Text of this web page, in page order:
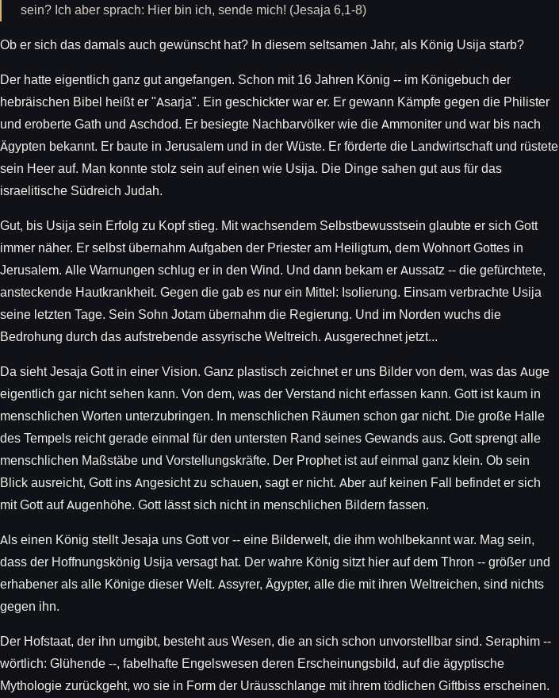
sein? Ich aber sprach: Hier bin ich, sende mich! (Jesaja 6,1-8)
Ob er sich das damals auch gewünscht hat? In diesem seltsamen Jahr, als König Usija starb?
Der hatte eigentlich ganz gut angefangen. Schon mit 16 Jahren König -- im Königebuch der
hebräischen Bibel heißt er "Asarja". Ein geschickter war er. Er gewann Kämpfe gegen die Philister
und eroberte Gath und Aschdod. Er besiegte Nachbarvölker wie die Ammoniter und war bis nach
Ägypten bekannt. Er baute in Jerusalem und in der Wüste. Er förderte die Landwirtschaft und rüstete
sein Heer auf. Man konnte stolz sein auf einen wie Usija. Die Dinge sahen gut aus für das
israelitische Südreich Judah.
Gut, bis Usija sein Erfolg zu Kopf stieg. Mit wachsendem Selbstbewusstsein glaubte er sich Gott
immer näher. Er selbst übernahm Aufgaben der Priester am Heiligtum, dem Wohnort Gottes in
Jerusalem. Alle Warnungen schlug er in den Wind. Und dann bekam er Aussatz -- die gefürchtete,
ansteckende Hautkrankheit. Gegen die gab es nur ein Mittel: Isolierung. Einsam verbrachte Usija
seine letzten Tage. Sein Sohn Jotam übernahm die Regierung. Und im Norden wuchs die
Bedrohung durch das aufstrebende assyrische Weltreich. Ausgerechnet jetzt...
Da sieht Jesaja Gott in einer Vision. Ganz plastisch zeichnet er uns Bilder von dem, was das Auge
eigentlich gar nicht sehen kann. Von dem, was der Verstand nicht erfassen kann. Gott ist kaum in
menschlichen Worten unterzubringen. In menschlichen Räumen schon gar nicht. Die große Halle
des Tempels reicht gerade einmal für den untersten Rand seines Gewands aus. Gott sprengt alle
menschlichen Maßstäbe und Vorstellungskräfte. Der Prophet ist auf einmal ganz klein. Ob sein
Blick ausreicht, Gott ins Angesicht zu schauen, sagt er nicht. Aber auf keinen Fall befindet er sich
mit Gott auf Augenhöhe. Gott lässt sich nicht in menschlichen Bildern fassen.
Als einen König stellt Jesaja uns Gott vor -- eine Bilderwelt, die ihm wohlbekannt war. Mag sein,
dass der Hoffnungskönig Usija versagt hat. Der wahre König sitzt hier auf dem Thron -- größer und
erhabener als alle Könige dieser Welt. Assyrer, Ägypter, alle die mit ihren Weltreichen, sind nichts
gegen ihn.
Der Hofstaat, der ihn umgibt, besteht aus Wesen, die an sich schon unvorstellbar sind. Seraphim --
wörtlich: Glühende --, fabelhafte Engelswesen deren Erscheinungsbild, auf die ägyptische
Mythologie zurückgeht, wo sie in Form der Uräusschlange mit ihrem tödlichen Giftbiss erscheinen.